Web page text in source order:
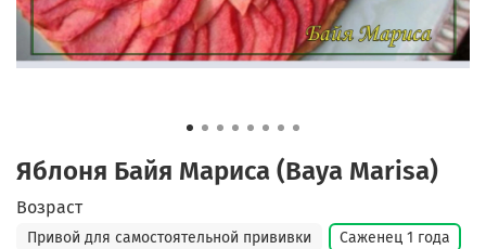
Яблоня Байя Мариса (Baya Marisa)
Возраст
Привой для самостоятельной прививки
Саженец 1 года